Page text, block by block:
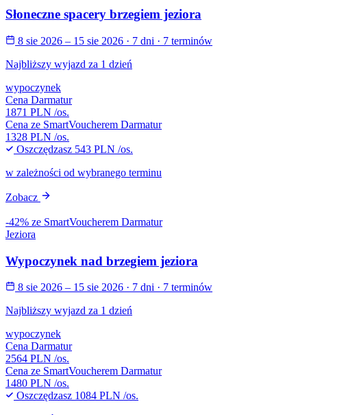
Słoneczne spacery brzegiem jeziora
8 sie 2026 – 15 sie 2026 · 7 dni · 7 terminów
Najbliższy wyjazd za 1 dzień
wypoczynek
Cena Darmatur
1871 PLN /os.
Cena ze SmartVoucherem Darmatur
1328 PLN /os.
Oszczędzasz 543 PLN /os.
w zależności od wybranego terminu
Zobacz
-42% ze SmartVoucherem Darmatur
Jeziora
Wypoczynek nad brzegiem jeziora
8 sie 2026 – 15 sie 2026 · 7 dni · 7 terminów
Najbliższy wyjazd za 1 dzień
wypoczynek
Cena Darmatur
2564 PLN /os.
Cena ze SmartVoucherem Darmatur
1480 PLN /os.
Oszczędzasz 1084 PLN /os.